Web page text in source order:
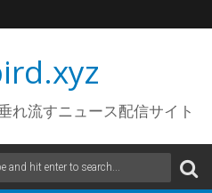
れ流すニュース配信サイト